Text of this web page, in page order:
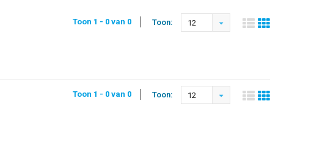
Toon 1 - 0 van 0 Toon: 12
Toon 1 - 0 van 0 Toon: 12